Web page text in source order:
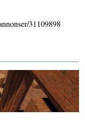
31109898